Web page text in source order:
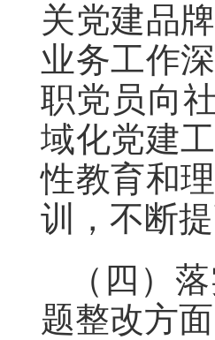
关党建品
业务工作
职党员向
域化党建
性教育和
训，不断
（四）
题整改方面